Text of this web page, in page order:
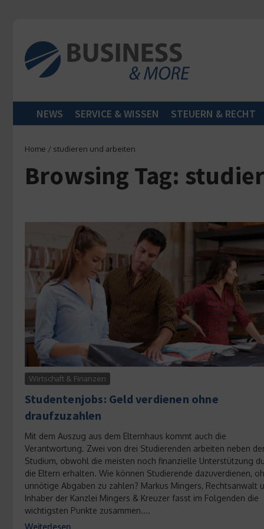
NEWS SERVICE & WISSEN STEUERN & RECHT
Home / studieren und arbeiten
Browsing Tag:
Wirtschaft & Finanzen
Studentenjobs: Geld verdienen ohne
draufzuzahlen
Mit dem Auszug aus dem Elternhaus kommt auch die
Verantwortung. Zwei von drei Studierenden arbeiten neben
Studium, obwohl die meisten noch finanzielle Unterstützung
die Eltern erhalten. Wie können Studierende dazuverdienen,
unnötige Abgaben zu zahlen? Markus Mingers, Rechtsanwalt
Inhaber der Kanzlei Mingers & Kreuzer fasst im Folgenden die
wichtigsten Punkte zusammen....
Weiterlesen